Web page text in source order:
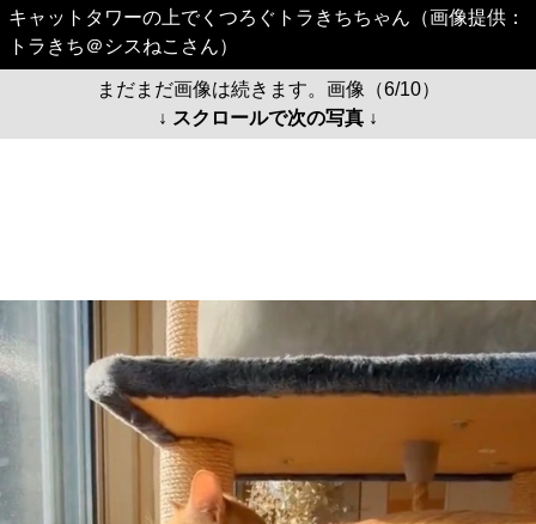
キャットタワーの上でくつろぐトラきちちゃん（画像提供：
トラきち＠シスねこさん）
まだまだ画像は続きます。画像（6/10）
↓ スクロールで次の写真 ↓